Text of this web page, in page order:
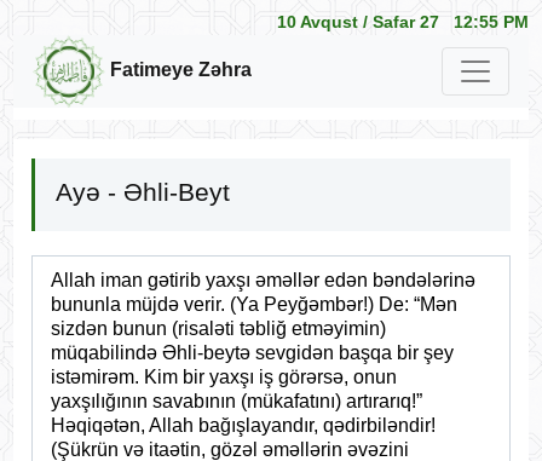
10 Avqust / Safar 27 12:55 PM
Fatimeye Zəhra
Ayə - Əhli-Beyt
Allah iman gətirib yaxşı əməllər edən bəndələrinə
bununla müjdə verir. (Ya Peyğəmbər!) De: “Mən
sizdən bunun (risaləti təbliğ etməyimin)
müqabilində Əhli-beytə sevgidən başqa bir şey
istəmirəm. Kim bir yaxşı iş görərsə, onun
yaxşılığının savabının (mükafatını) artırarıq!”
Həqiqətən, Allah bağışlayandır, qədirbiləndir!
(Şükrün və itaətin, gözəl əməllərin əvəzini